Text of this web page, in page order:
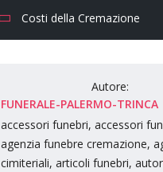
Costi della Cremazione
Autore:
FUNERALE-PALERMO-TRINCA
accessori funebri, accessori
agenzia funebre cremazione,
cimiteriali, articoli funebri,